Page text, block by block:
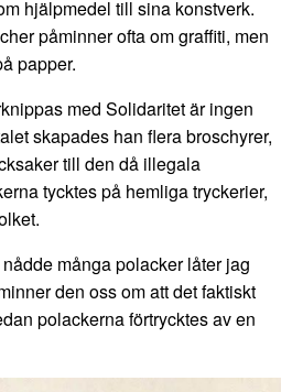
hjälpmedel till sina konstverk.
påminner ofta om graffiti, men
papper.
med Solidaritet är ingen
skapades han flera broschyrer,
till den då illegala
tycktes på hemliga tryckerier,
många polacker låter jag
den oss om att det faktiskt
polackerna förtrycktes av en